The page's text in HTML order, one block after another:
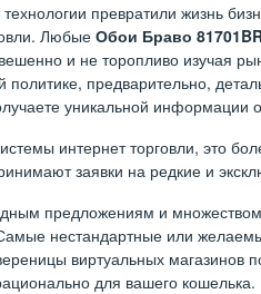
превратили жизнь
Любые Обои Браво
и не торопливо изучая
предварительно,
уникальной информации
интернет торговли, это
заявки на редкие и
предложениям и
нестандартные или
виртуальных магазинов
для вашего кошелька.